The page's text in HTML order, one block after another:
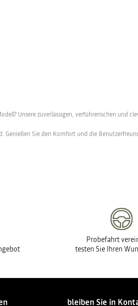
Unsere zuverlässigen, verführerischen und
Genießen Sie den Komfort und die
Probefahrt
testen Sie Ihren
bleiben Sie in